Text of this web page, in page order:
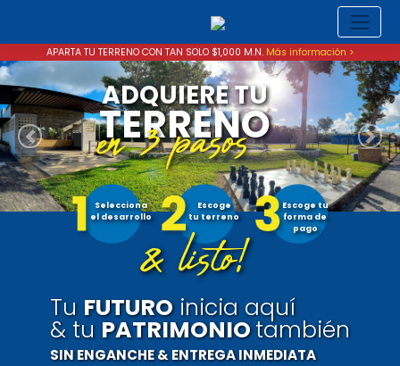
APARTA TU TERRENO CON TAN SOLO $1,000 M.N. Más información >
ADQUIERE TU
TERRENO
en 3 pasos
Selecciona
el desarrollo
Escoge
tu terreno
Escoge tu
forma de
pago
& listo!
Tu FUTUROinicia aquí
& tu PATRIMONIOtambién
SIN ENGANCHE & ENTREGA INMEDIATA
Anterior